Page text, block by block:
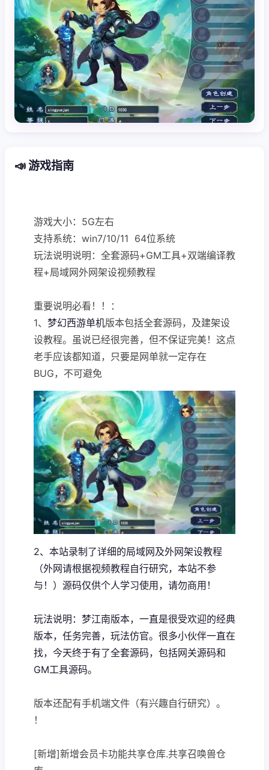
📣 游戏指南
游戏大小：5G左右
支持系统：win7/10/11 64位系统
玩法说明说明：全套源码+GM工具+双端编译教
程+局域网外网架设视频教程
重要说明必看！！：
1、 梦幻西游单机版本包括全套源码，及建架设
设教程。虽说已经很完善，但不保证完美！这点
老手应该都知道，只要是网单就一定存在
BUG，不可避免
2、本站录制了详细的局域网及外网架设教程
（外网请根据视频教程自行研究，本站不参
与！）源码仅供个人学习使用，请勿商用！
玩法说明：梦江南版本，一直是很受欢迎的经典
版本，任务完善，玩法仿官。很多小伙伴一直在
找，今天终于有了全套源码，包括网关源码和
GM工具源码。
版本还配有手机端文件（有兴趣自行研究）。
！
[新增]新增会员卡功能共享仓库.共享召唤兽仓